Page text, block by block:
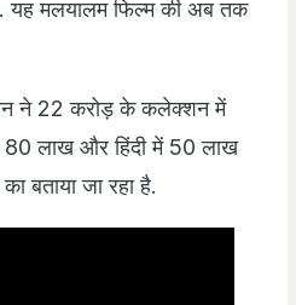
यह मलयालम फिल्म की अब तक
ने 22 करोड़ के कलेक्शन में
लाख और हिंदी में 50 लाख
बताया जा रहा है.